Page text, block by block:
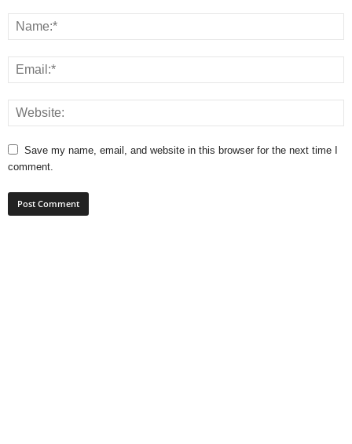
Save my name, email, and website in this browser for the next time I
comment.